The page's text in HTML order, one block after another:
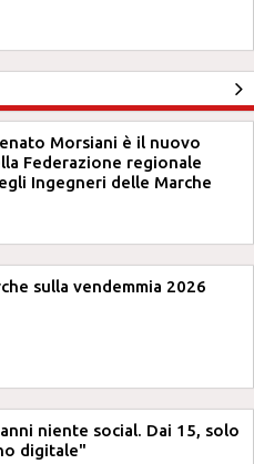
Morsiani è il nuovo
Federazione regionale
Ingegneri delle Marche
sulla vendemmia 2026
niente social. Dai 15, solo
digitale"